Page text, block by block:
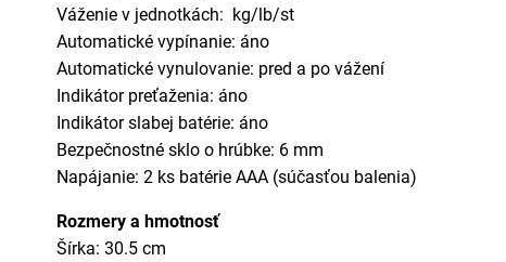
Váženie v jednotkách: kg/lb/st
Automatické vypínanie: áno
Automatické vynulovanie: pred a po vážení
Indikátor preťaženia: áno
Indikátor slabej batérie: áno
Bezpečnostné sklo o hrúbke: 6 mm
Napájanie: 2 ks batérie AAA (súčasťou balenia)
Rozmery a hmotnosť
Šírka: 30.5 cm